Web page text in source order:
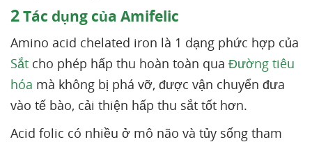
2Tác dụng của Amifelic
Amino acid chelated iron là 1 dạng phức hợp của
Sắt cho phép hấp thu hoàn toàn qua Đường tiêu
hóa mà không bị phá vỡ, được vận chuyển đưa
vào tế bào, cải thiện hấp thu sắt tốt hơn.
Acid folic có nhiều ở mô não và tủy sống tham